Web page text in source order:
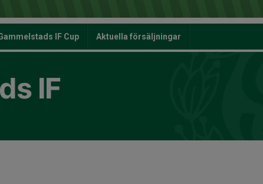
IF Cup Aktuella försäljningar
IF